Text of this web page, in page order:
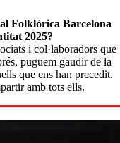
Folklòrica Barcelona
2025?
i col·laboradors que
puguem gaudir de la
que ens han precedit.
amb tots ells.